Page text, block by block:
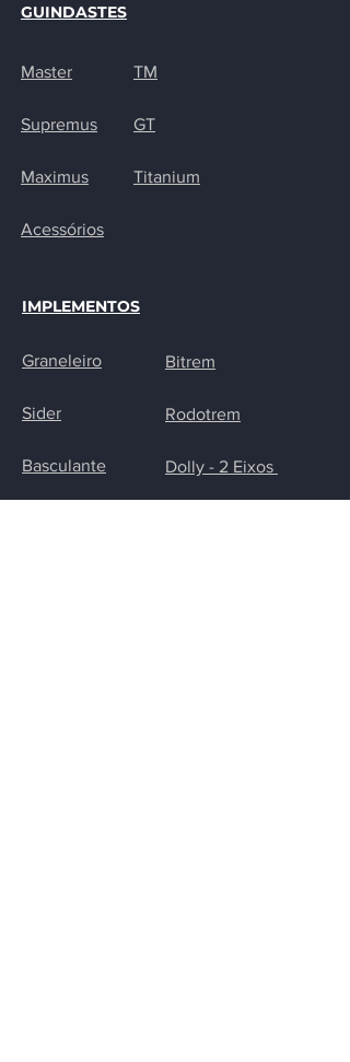
GUINDASTES
Master
Supremus
Maximus
Acessórios
TM
GT
Titanium
IMPLEMENTOS
Graneleiro
Sider
Basculante
Bitrem
Rodotrem
Dolly - 2 Eixos